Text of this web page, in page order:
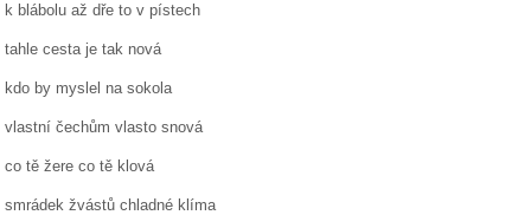
k blábolu až dře to v pístech
tahle cesta je tak nová
kdo by myslel na sokola
vlastní čechům vlasto snová
co tě žere co tě klová
smrádek žvástů chladné klíma